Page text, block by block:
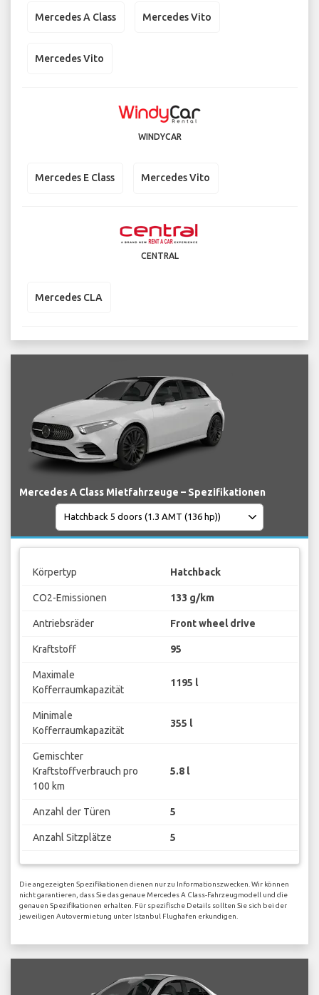
Mercedes A Class Mercedes Vito
Mercedes Vito
WINDYCAR
Mercedes E Class Mercedes Vito
CENTRAL
Mercedes CLA
Mercedes A Class Mietfahrzeuge – Spezifikationen
Körpertyp Hatchback
CO2-Emissionen 133 g/km
Antriebsräder Front wheel drive
Kraftstoff 95
Maximale
Kofferraumkapazität
1195 l
Minimale
Kofferraumkapazität
355 l
Gemischter
Kraftstoffverbrauch pro
100 km
5.8 l
Anzahl der Türen 5
Anzahl Sitzplätze 5
Die angezeigten Spezifikationen dienen nur zu Informationszwecken. Wir können
nicht garantieren, dass Sie das genaue Mercedes A Class-Fahrzeugmodell und die
genauen Spezifikationen erhalten. Für spezifische Details sollten Sie sich bei der
jeweiligen Autovermietung unter Istanbul Flughafen erkundigen.